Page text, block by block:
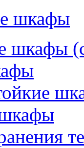
шкафы
шкафы